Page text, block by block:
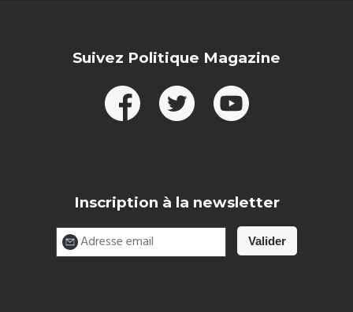
Suivez Politique Magazine
Inscription à la newsletter